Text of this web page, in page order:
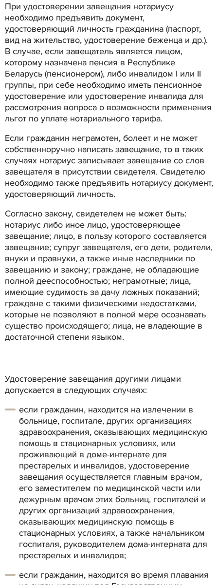
При удостоверении завещания нотариусу
необходимо предъявить документ,
удостоверяющий личность гражданина (паспорт,
вид на жительство, удостоверение беженца и др.).
В случае, если завещатель является лицом,
которому назначена пенсия в Республике
Беларусь (пенсионером), либо инвалидом I или II
группы, при себе необходимо иметь пенсионное
удостоверение или удостоверение инвалида для
рассмотрения вопроса о возможности применения
льгот по уплате нотариального тарифа.
Если гражданин неграмотен, болеет и не может
собственноручно написать завещание, то в таких
случаях нотариус записывает завещание со слов
завещателя в присутствии свидетеля. Свидетелю
необходимо также предъявить нотариусу документ,
удостоверяющий личность.
Согласно закону, свидетелем не может быть:
нотариус либо иное лицо, удостоверяющее
завещание; лицо, в пользу которого составляется
завещание; супруг завещателя, его дети, родители,
внуки и правнуки, а также иные наследники по
завещанию и закону; граждане, не обладающие
полной дееспособностью; неграмотные; лица,
имеющие судимость за дачу ложных показаний;
граждане с такими физическими недостатками,
которые не позволяют в полной мере осознавать
существо происходящего; лица, не владеющие в
достаточной степени языком.
Удостоверение завещания другими лицами
допускается в следующих случаях:
если гражданин, находится на излечении в
больнице, госпитале, других организациях
здравоохранения, оказывающих медицинскую
помощь в стационарных условиях, или
проживающий в доме-интернате для
престарелых и инвалидов, удостоверение
завещания осуществляется главным врачом,
его заместителем по медицинской части или
дежурным врачом этих больниц, госпиталей и
других организаций здравоохранения,
оказывающих медицинскую помощь в
стационарных условиях, а также начальником
госпиталя, руководителем дома-интерната для
престарелых и инвалидов;
если гражданин, находится во время плавания